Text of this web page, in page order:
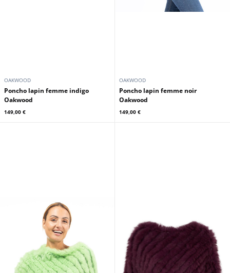
OAKWOOD
Poncho lapin femme indigo
Oakwood
149,00 €
OAKWOOD
Poncho lapin femme noir
Oakwood
149,00 €